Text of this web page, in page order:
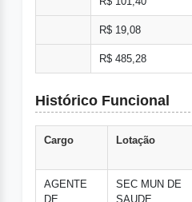
R$ 19,08
R$ 485,28
Histórico Funcional
Cargo Lotação
AGENTE
DE
SEC MUN DE
SAUDE